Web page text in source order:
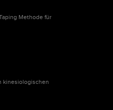
Methode für
kinesiologischen